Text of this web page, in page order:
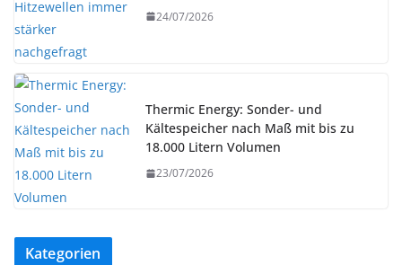
24/07/2026
Thermic Energy: Sonder- und
Kältespeicher nach Maß mit bis zu
18.000 Litern Volumen
23/07/2026
Kategorien